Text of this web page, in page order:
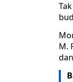
M.